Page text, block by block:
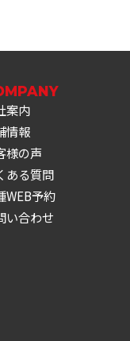
案内
情報
様の声
ある質問
WEB予約
い合わせ